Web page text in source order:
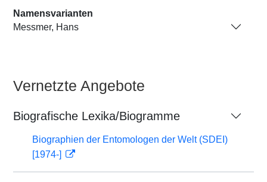
Namensvarianten
Messmer, Hans
Vernetzte Angebote
Biografische Lexika/Biogramme
Biographien der Entomologen der Welt (SDEI)
[1974-]